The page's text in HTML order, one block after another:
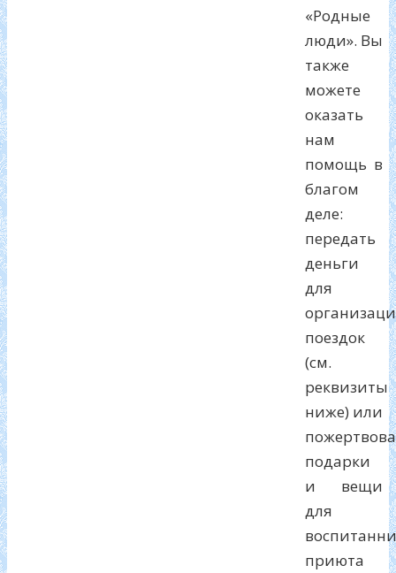
«Родные
люди». Вы
также
можете
оказать
нам
помощь в
благом
деле:
передать
деньги
для
поездок
(см.
реквизиты
ниже) или
подарки
и вещи
для
приюта